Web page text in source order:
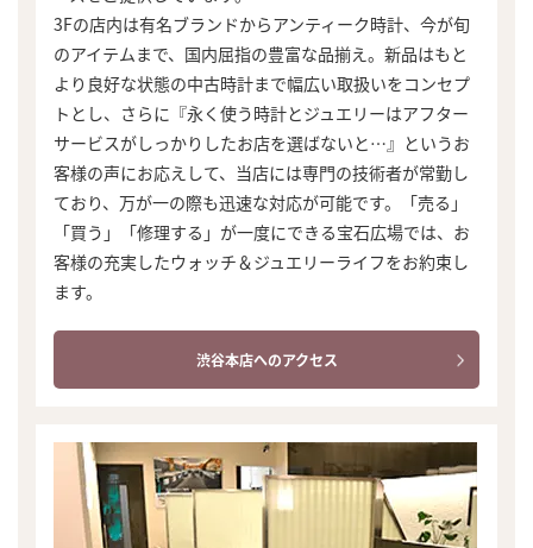
3Fの店内は有名ブランドからアンティーク時計、今が旬
のアイテムまで、国内屈指の豊富な品揃え。新品はもと
より良好な状態の中古時計まで幅広い取扱いをコンセプ
トとし、さらに『永く使う時計とジュエリーはアフター
サービスがしっかりしたお店を選ばないと…』というお
客様の声にお応えして、当店には専門の技術者が常勤し
ており、万が一の際も迅速な対応が可能です。「売る」
「買う」「修理する」が一度にできる宝石広場では、お
客様の充実したウォッチ＆ジュエリーライフをお約束し
ます。
渋谷本店へのアクセス